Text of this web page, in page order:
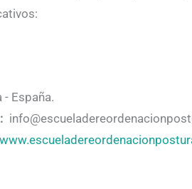
- España.